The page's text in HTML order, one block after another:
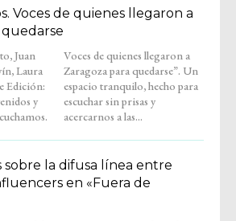
Voces de quienes llegaron a
quedarse
Juan
Laura
a
Un
acercarnos a las...
sobre la difusa línea entre
en «Fuera de